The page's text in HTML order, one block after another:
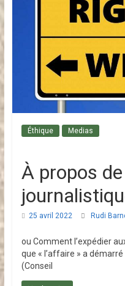
e
C
Éthique Medias
À propos
25 avril 2022 Rudi
ou Comment l’expédier
que « l’affaire » a
(Conseil